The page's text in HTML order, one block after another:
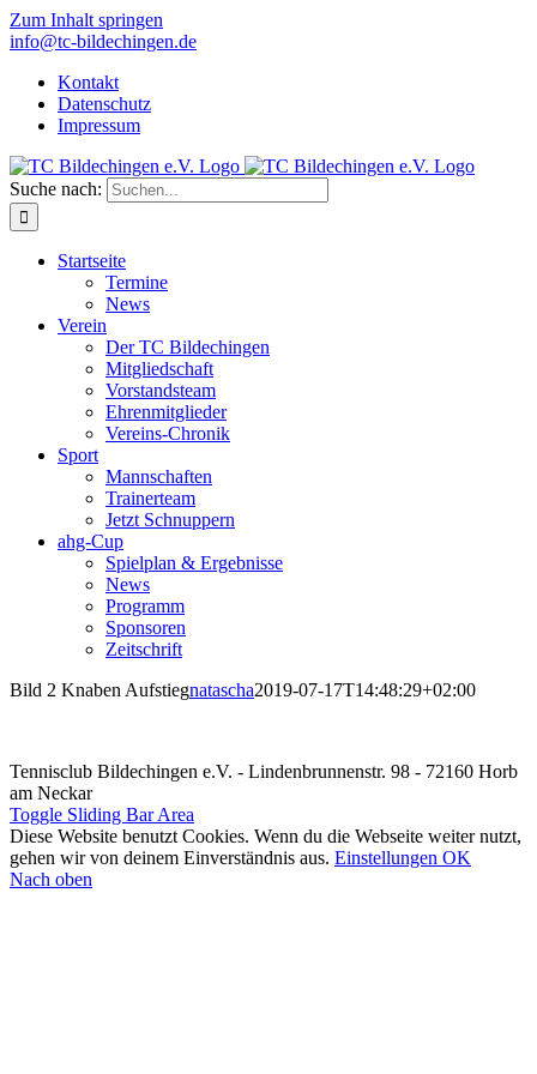
Zum Inhalt springen
info@tc-bildechingen.de
Kontakt
Datenschutz
Impressum
Suche nach:
Startseite
Termine
News
Verein
Der TC Bildechingen
Mitgliedschaft
Vorstandsteam
Ehrenmitglieder
Vereins-Chronik
Sport
Mannschaften
Trainerteam
Jetzt Schnuppern
ahg-Cup
Spielplan & Ergebnisse
News
Programm
Sponsoren
Zeitschrift
Bild 2 Knaben Aufstiegnatascha2019-07-17T14:48:29+02:00
Tennisclub Bildechingen e.V. - Lindenbrunnenstr. 98 - 72160 Horb
am Neckar
Toggle Sliding Bar Area
Diese Website benutzt Cookies. Wenn du die Webseite weiter nutzt,
gehen wir von deinem Einverständnis aus. Einstellungen OK
Nach oben